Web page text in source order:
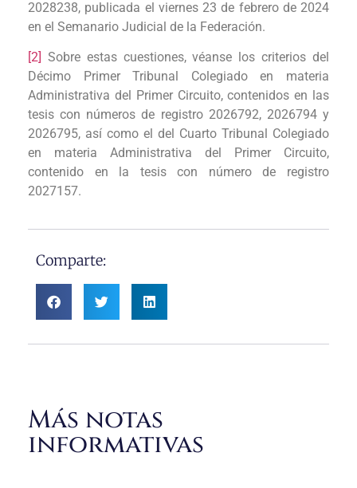
2028238, publicada el viernes 23 de febrero de 2024
en el Semanario Judicial de la Federación.
[2] Sobre estas cuestiones, véanse los criterios del
Décimo Primer Tribunal Colegiado en materia
Administrativa del Primer Circuito, contenidos en las
tesis con números de registro 2026792, 2026794 y
2026795, así como el del Cuarto Tribunal Colegiado
en materia Administrativa del Primer Circuito,
contenido en la tesis con número de registro
2027157.
Comparte:
Más notas
informativas